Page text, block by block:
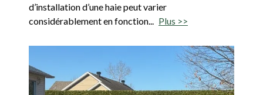
d’installation d’une haie peut varier
considérablement en fonction...
Plus >>